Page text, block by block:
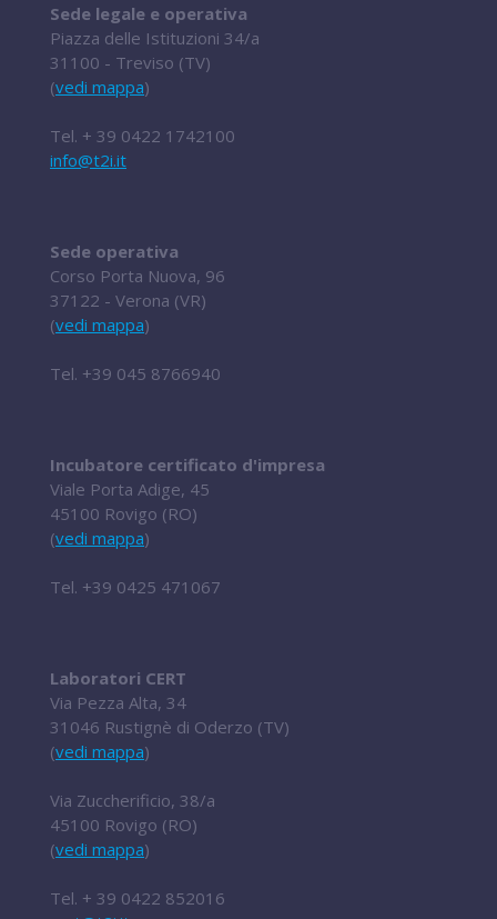
Sede legale e operativa
Piazza delle Istituzioni 34/a
31100 - Treviso (TV)
(vedi mappa)
Tel. + 39 0422 1742100
info@t2i.it
Sede operativa
Corso Porta Nuova, 96
37122 - Verona (VR)
(vedi mappa)
Tel. +39 045 8766940
Incubatore certificato d'impresa
Viale Porta Adige, 45
45100 Rovigo (RO)
(vedi mappa)
Tel. +39 0425 471067
Laboratori CERT
Via Pezza Alta, 34
31046 Rustignè di Oderzo (TV)
(vedi mappa)
Via Zuccherificio, 38/a
45100 Rovigo (RO)
(vedi mappa)
Tel. + 39 0422 852016